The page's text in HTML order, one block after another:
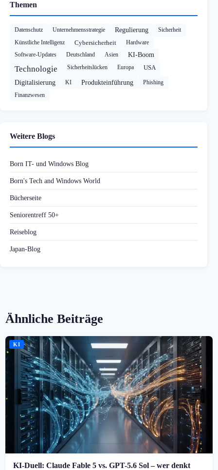
Themen
Datenschutz Unternehmensstrategie Regulierung
Sicherheit
Künstliche Intelligenz
Cybersicherheit
Hardware
Software-Updates
Deutschland Asien KI-Boom
Technologie Sicherheitslücken Europa USA
Digitalisierung KI Produkteinführung
Phishing
Finanzwesen
Weitere Blogs
Born IT- und Windows Blog
Born's Tech and Windows World
Bücherseite
Seniorentreff 50+
Reiseblog
Japan-Blog
Ähnliche Beiträge
KI
KI-Duell: Claude Fable 5 vs. GPT-5.6 Sol – wer denkt